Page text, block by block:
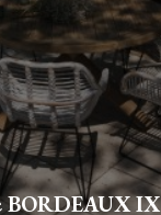
BORDEAUX IX